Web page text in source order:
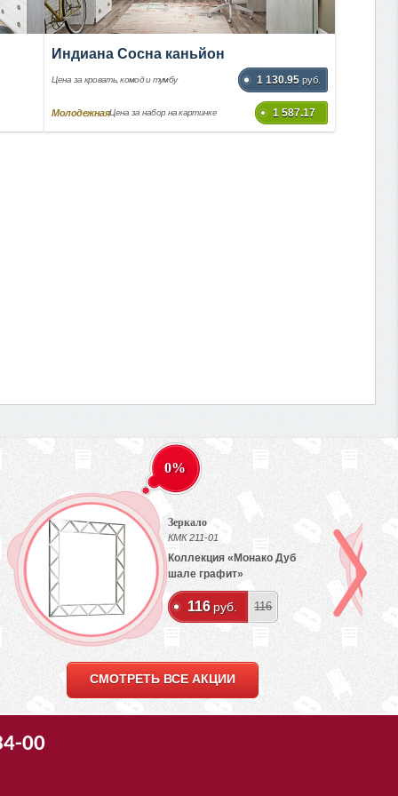
Индиана Сосна каньйон
Цена за кровать, комод и тумбу 1 130.95 руб.
МолодежнаяЦена за набор на картинке 1 587.17
0%
Зеркало
КМК 211-01
Коллекция «Монако Дуб
шале графит»
116 руб. 116
СМОТРЕТЬ ВСЕ АКЦИИ
00